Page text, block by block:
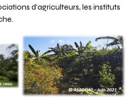
d’agriculteurs, les instituts